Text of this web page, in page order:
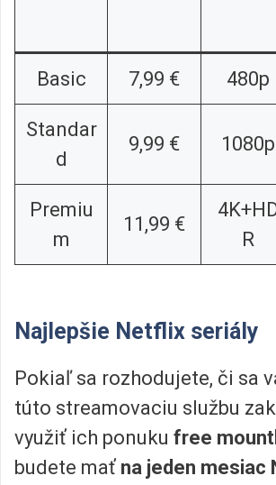
Basic 7,99 € 480p
Standar
d
9,99 € 1080p
Premiu
m
11,99 €
R
Najlepšie Netflix seriály
Pokiaľ sa rozhodujete, či sa
túto streamovaciu službu
využiť ich ponuku free
budete mať na jeden mesiac